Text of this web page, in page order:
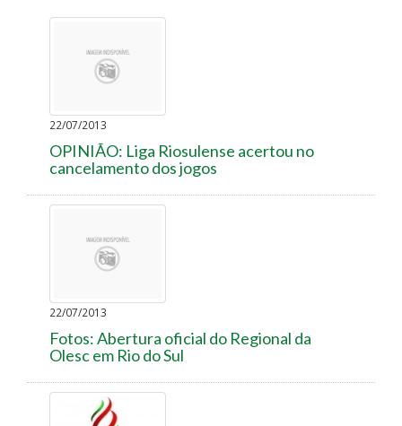
22/07/2013
OPINIÃO: Liga Riosulense acertou no
cancelamento dos jogos
22/07/2013
Fotos: Abertura oficial do Regional da
Olesc em Rio do Sul